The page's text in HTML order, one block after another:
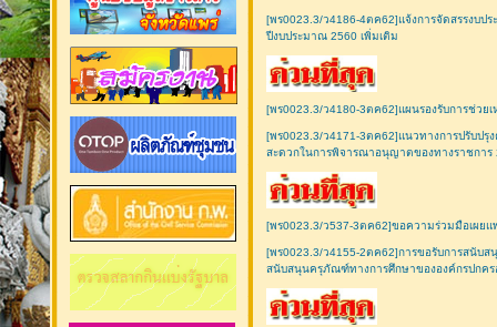
[พร0023.3/ว4186-4ตค62]แจ้งการจัดสรรงบป
ปีงบประมาณ 2560 เพิ่มเติม
[พร0023.3/ว4180-3ตค62]แผนรองรับการช่ว
[พร0023.3/ว4171-3ตค62]แนวทางการปรับป
สะดวกในการพิจารณาอนุญาตของทางราชการ
[พร0023.3/ว537-3ตค62]ขอความร่วมมือเผย
[พร0023.3/ว4155-2ตค62]การขอรับการสนับส
สนับสนุนครุภัณฑ์ทางการศึกษาขององค์กรปกคร